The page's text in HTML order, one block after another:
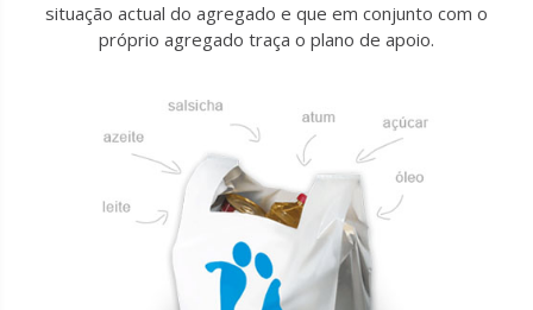
situação actual do agregado e que em conjunto com o
próprio agregado traça o plano de apoio.